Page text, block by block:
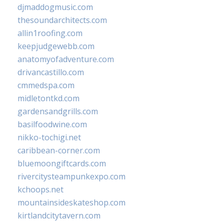
djmaddogmusic.com
thesoundarchitects.com
allin1roofing.com
keepjudgewebb.com
anatomyofadventure.com
drivancastillo.com
cmmedspa.com
midletontkd.com
gardensandgrills.com
basilfoodwine.com
nikko-tochigi.net
caribbean-corner.com
bluemoongiftcards.com
rivercitysteampunkexpo.com
kchoops.net
mountainsideskateshop.com
kirtlandcitytavern.com